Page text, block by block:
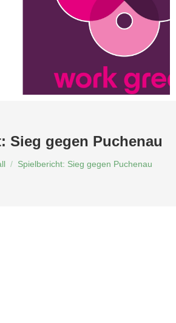
Sieg gegen Puchenau
Spielbericht: Sieg gegen Puchenau